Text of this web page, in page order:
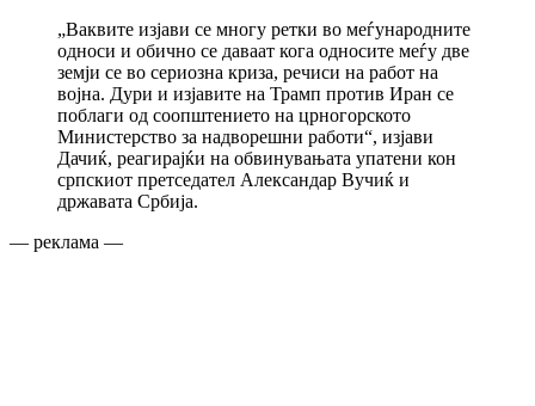
„Ваквите изјави се многу ретки во меѓународните
односи и обично се даваат кога односите меѓу две
земји се во сериозна криза, речиси на работ на
војна. Дури и изјавите на Трамп против Иран се
поблаги од соопштението на црногорското
Министерство за надворешни работи“, изјави
Дачиќ, реагирајќи на обвинувањата упатени кон
српскиот претседател Александар Вучиќ и
државата Србија.
— реклама —